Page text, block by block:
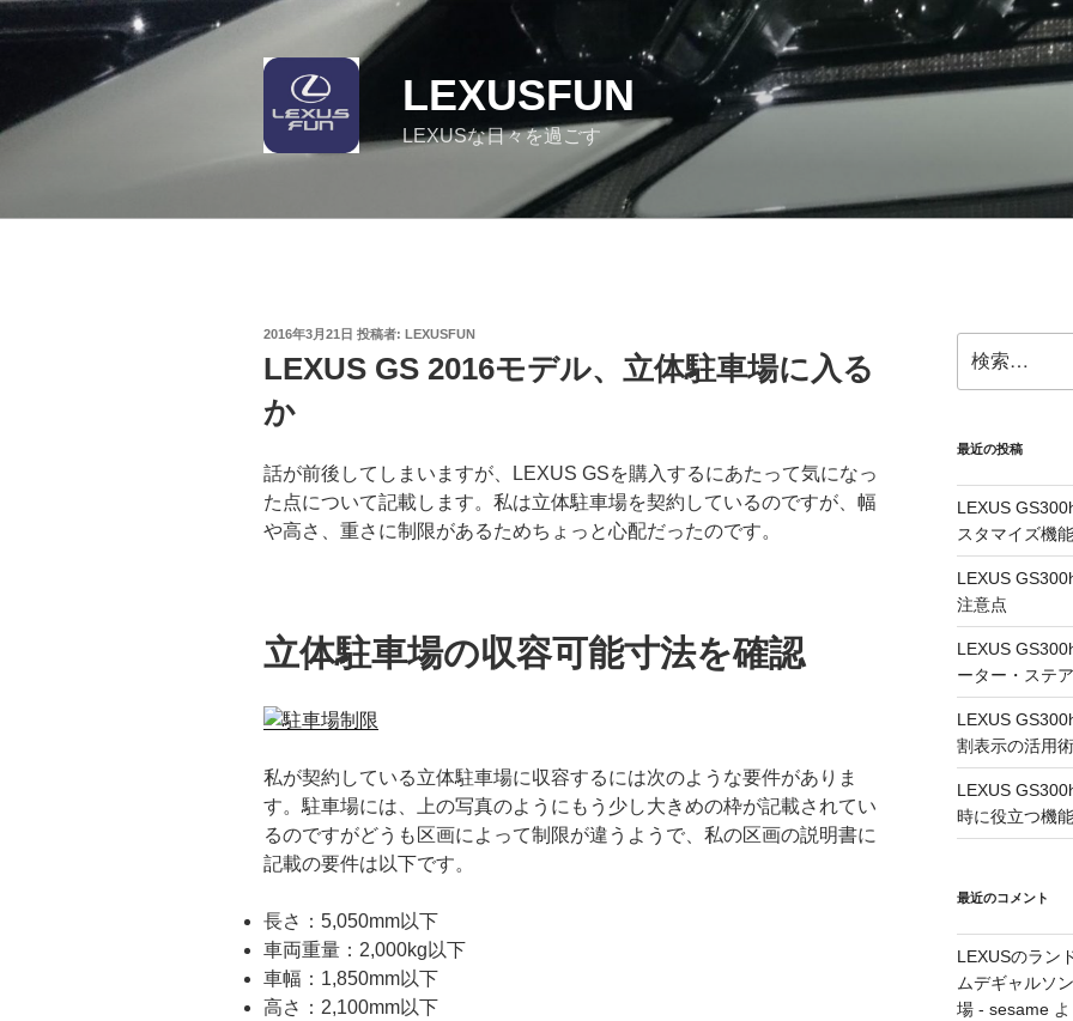
コ
ツ
キ
LEXUSFUN
LEXUSな日々を過ごす
投
2016年3月21日 投稿者: LEXUSFUN
LEXUS GS 2016モデル、立体駐車場に入る
か
話が前後してしまいますが、LEXUS GSを購入するにあたって気になっ
た点について記載します。私は立体駐車場を契約しているのですが、幅
や高さ、重さに制限があるためちょっと心配だったのです。
立体駐車場の収容可能寸法を確認
私が契約している立体駐車場に収容するには次のような要件がありま
す。駐車場には、上の写真のようにもう少し大きめの枠が記載されてい
るのですがどうも区画によって制限が違うようで、私の区画の説明書に
記載の要件は以下です。
長さ：5,050mm以下
車両重量：2,000kg以下
車幅：1,850mm以下
高さ：2,100mm以下
索:
最近の投稿
LEXUS
スタマイズ機
LEXUS
注意点
LEXUS
ーター・ステ
LEXUS
割表示の活用術
LEXUS
時に役立つ機
最近のコメント
LEXUSのラン
ムデギャルソ
場 - sesameよ